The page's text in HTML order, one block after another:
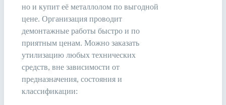
но и купит её металлолом по выгодной
цене. Организация проводит
демонтажные работы быстро и по
приятным ценам. Можно заказать
утилизацию любых технических
средств, вне зависимости от
предназначения, состояния и
классификации: